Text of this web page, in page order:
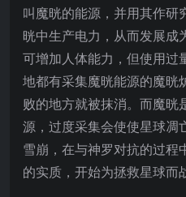
叫魔晄的能源，并用其作研
晄中生产电力，从而发展成
可增加人体能力，但使用过
地都有采集魔晄能源的魔晄
败的地方就被抹消。而魔晄
源，过度采集会使使星球凋
雪崩，在与神罗对抗的过程
的实质，开始为拯救星球而